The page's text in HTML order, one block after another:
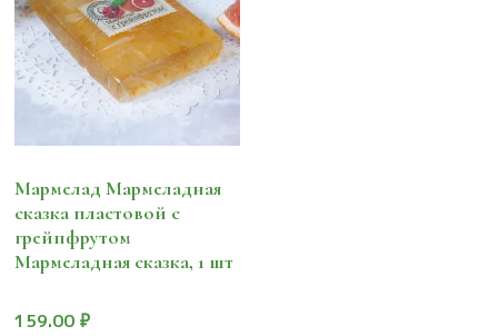
Мармелад Мармеладная
сказка пластовой с
грейпфрутом
Мармеладная сказка, 1 шт
159.00 ₽